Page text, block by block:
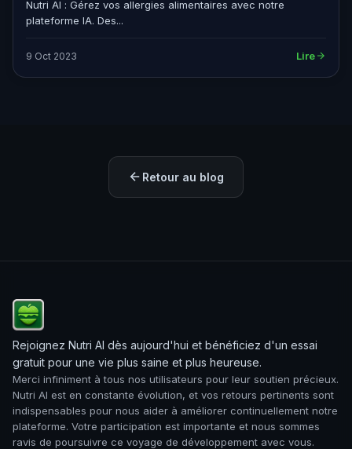
Nutri AI : Gérez vos allergies alimentaires avec notre
plateforme IA. Des...
9 Oct 2023 Lire
Retour au blog
Rejoignez Nutri AI dès aujourd'hui et bénéficiez d'un essai
gratuit pour une vie plus saine et plus heureuse.
Merci infiniment à tous nos utilisateurs pour leur soutien précieux.
Nutri AI est en constante évolution, et vos retours pertinents sont
indispensables pour nous aider à améliorer continuellement notre
plateforme. Votre participation est importante et nous sommes
ravis de poursuivre ce voyage de développement avec vous.